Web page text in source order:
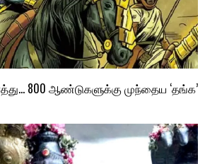
800 ஆண்டுகளுக்கு முந்தைய ‘தங்க’